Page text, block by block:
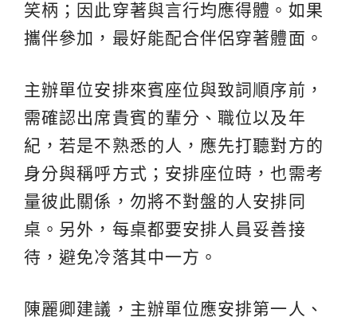
笑柄；因此穿著與言行均應得體。如果
攜伴參加，最好能配合伴侶穿著體面。
主辦單位安排來賓座位與致詞順序前，
需確認出席貴賓的輩分、職位以及年
紀，若是不熟悉的人，應先打聽對方的
身分與稱呼方式；安排座位時，也需考
量彼此關係，勿將不對盤的人安排同
桌。另外，每桌都要安排人員妥善接
待，避免冷落其中一方。
陳麗卿建議，主辦單位應安排第一人、